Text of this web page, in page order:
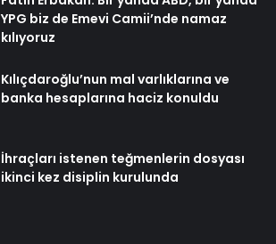
YPG biz de Emevi Camii’nde namaz
kılıyoruz
Kılıçdaroğlu’nun mal varlıklarına ve
banka hesaplarına haciz konuldu
İhraçları istenen teğmenlerin dosyası
ikinci kez disiplin kurulunda